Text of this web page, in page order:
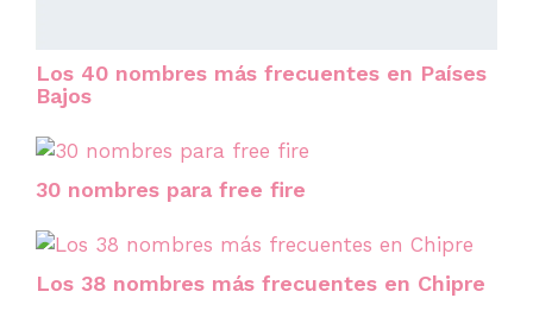
Los 40 nombres más frecuentes en Países
Bajos
30 nombres para free fire
Los 38 nombres más frecuentes en Chipre